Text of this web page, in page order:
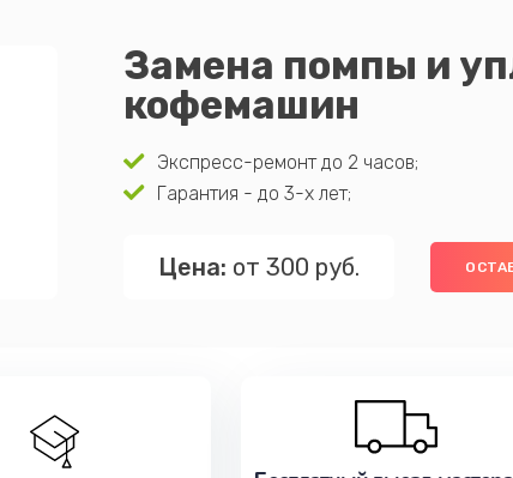
Замена помпы и
кофемашин
Экспресс-ремонт до 2 часов;
Гарантия - до 3-х лет;
Цена: от 300 руб.